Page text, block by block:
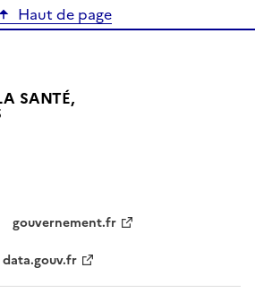
Haut de page
SANTÉ,
gouvernement.fr
data.gouv.fr